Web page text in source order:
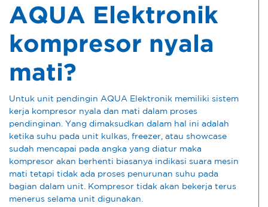
AQUA Elektronik
kompresor nyala
mati?
Untuk unit pendingin AQUA Elektronik memiliki sistem
kerja kompresor nyala dan mati dalam proses
pendinginan. Yang dimaksudkan dalam hal ini adalah
ketika suhu pada unit kulkas, freezer, atau showcase
sudah mencapai pada angka yang diatur maka
kompresor akan berhenti biasanya indikasi suara mesin
mati tetapi tidak ada proses penurunan suhu pada
bagian dalam unit. Kompresor tidak akan bekerja terus
menerus selama unit digunakan.